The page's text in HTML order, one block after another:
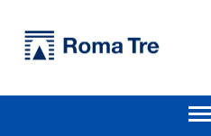
Prof. ALESSANDRO CALVI insegnamenti - Università Roma Tre
Apri il menu secondario